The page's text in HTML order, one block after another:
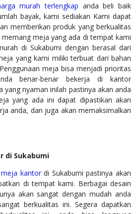
murah terlengkap anda beli baik
bayak, kami sediakan Kami dapat
memberikan produk yang berkualitas
meja yang ada di tempat kami
di Sukabumi dengan berasal dari
yang kami miliki terbuat dari bahan
meja bisa menjadi prioritas
benar-benar bekerja di kantor
yang nyaman inilah pastinya akan anda
yang ada ini dapat dipastikan akan
anda, dan juga akan memaksimalkan
di Sukabumi
kantordi Sukabumi pastinya akan
di tempat kami. Berbagai desain
akan sangat dengan mudah anda
berkualitas ini. Segera dapatkan